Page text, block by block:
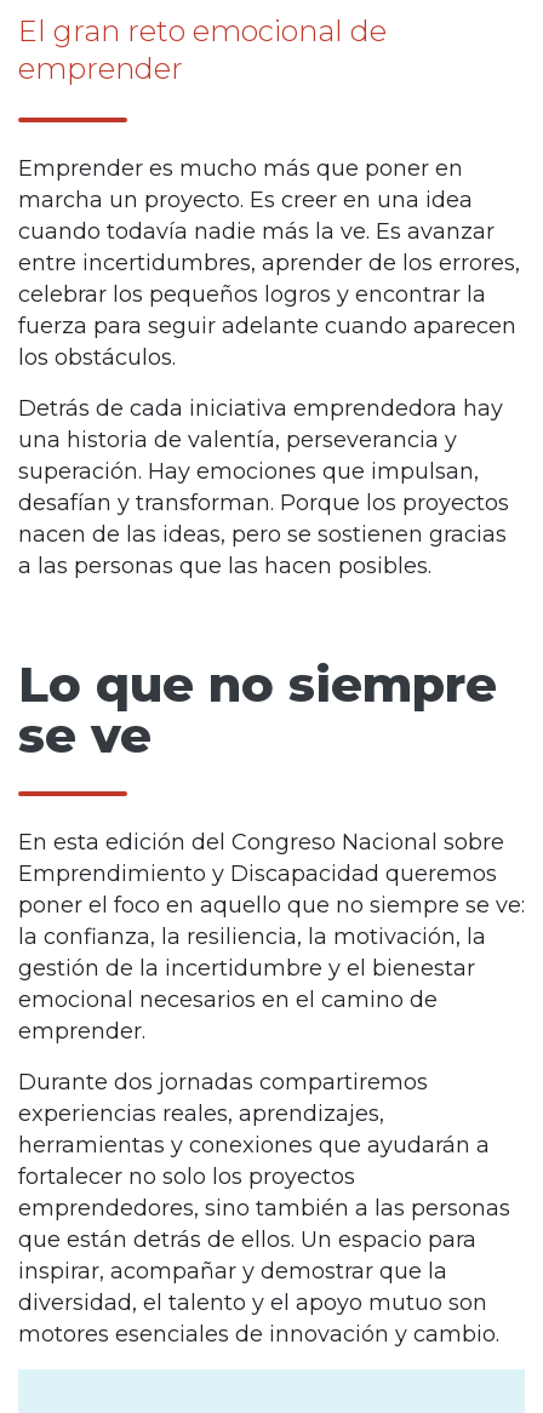
El gran reto emocional de
emprender
Emprender es mucho más que poner en
marcha un proyecto. Es creer en una idea
cuando todavía nadie más la ve. Es avanzar
entre incertidumbres, aprender de los errores,
celebrar los pequeños logros y encontrar la
fuerza para seguir adelante cuando aparecen
los obstáculos.
Detrás de cada iniciativa emprendedora hay
una historia de valentía, perseverancia y
superación. Hay emociones que impulsan,
desafían y transforman. Porque los proyectos
nacen de las ideas, pero se sostienen gracias
a las personas que las hacen posibles.
Lo que no siempre
se ve
En esta edición del Congreso Nacional sobre
Emprendimiento y Discapacidad queremos
poner el foco en aquello que no siempre se ve:
la confianza, la resiliencia, la motivación, la
gestión de la incertidumbre y el bienestar
emocional necesarios en el camino de
emprender.
Durante dos jornadas compartiremos
experiencias reales, aprendizajes,
herramientas y conexiones que ayudarán a
fortalecer no solo los proyectos
emprendedores, sino también a las personas
que están detrás de ellos. Un espacio para
inspirar, acompañar y demostrar que la
diversidad, el talento y el apoyo mutuo son
motores esenciales de innovación y cambio.